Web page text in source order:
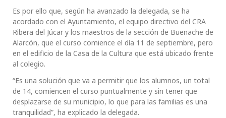
Es por ello que, según ha avanzado la delegada, se ha
acordado con el Ayuntamiento, el equipo directivo del CRA
Ribera del Júcar y los maestros de la sección de Buenache de
Alarcón, que el curso comience el día 11 de septiembre, pero
en el edificio de la Casa de la Cultura que está ubicado frente
al colegio.
“Es una solución que va a permitir que los alumnos, un total
de 14, comiencen el curso puntualmente y sin tener que
desplazarse de su municipio, lo que para las familias es una
tranquilidad”, ha explicado la delegada.